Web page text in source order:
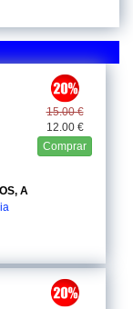
15.00 €
12.00 €
Comprar
A